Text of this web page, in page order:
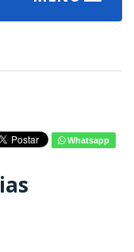
Whatsapp